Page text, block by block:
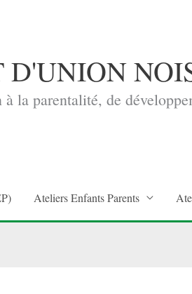
la parentalité, de
Ateliers Enfants Parents